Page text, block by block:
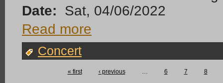
Date:
Sat, 04/06/2022
Read more
Concert
« first ‹ previous … 6 7 8